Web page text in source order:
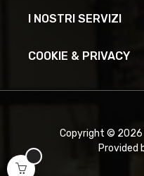
I NOSTRI SERVIZI
COOKIE & PRIVACY
Copyright © 2026
Provided